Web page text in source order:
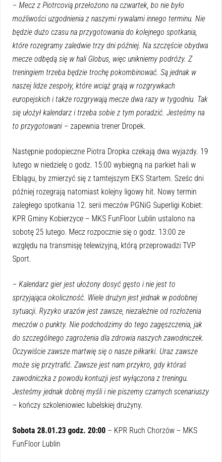
– Mecz z Piotrcovią przełożono na czwartek, bo nie było
możliwości uzgodnienia z naszymi rywalami innego terminu. Nie
będzie dużo czasu na przygotowania do kolejnego spotkania,
które rozegramy zaledwie trzy dni później. Na szczęście obydwa
mecze odbędą się w hali Globus, więc unikniemy podróży. Z
treningiem trzeba będzie trochę pokombinować. Są jednak w
naszej lidze zespoły, które wciąż grają w rozgrywkach
europejskich i także rozgrywają mecze dwa razy w tygodniu. Tak
się ułożył kalendarz i trzeba sobie z tym poradzić. Jesteśmy na
to przygotowani – zapewnia trener Dropek.
Następnie podopieczne Piotra Dropka czekają dwa wyjazdy. 19
lutego w niedzielę o godz. 15:00 wybiegną na parkiet hali w
Elblągu, by zmierzyć się z tamtejszym EKS Startem. Sześc dni
później rozegrają natomiast kolejny ligowy hit. Nowy termin
zaległego spotkania 12. serii meczów PGNiG Superligi Kobiet:
KPR Gminy Kobierzyce – MKS FunFloor Lublin ustalono na
sobotę 25 lutego. Mecz rozpocznie się o godz. 13:00 ze
względu na transmisję telewizyjną, którą przeprowadzi TVP
Sport.
– Kalendarz gier jest ułożony dosyć gęsto i nie jest to
sprzyjająca okoliczność. Wiele drużyn jest jednak w podobnej
sytuacji. Ryzyko urazów jest zawsze, niezależnie od rozłożenia
meczów o punkty. Nie podchodzimy do tego zagęszczenia, jak
do szczególnego zagrożenia dla zdrowia naszych zawodniczek.
Oczywiście zawsze martwię się o nasze piłkarki. Uraz zawsze
może się przytrafić. Zawsze jest nam przykro, gdy któraś
zawodniczka z powodu kontuzji jest wyłączona z treningu.
Jesteśmy jednak dobrej myśli i nie piszemy czarnych scenariuszy
– kończy szkoleniowiec lubelskiej drużyny.
Sobota 28.01.23 godz. 20:00 – KPR Ruch Chorzów – MKS
FunFloor Lublin